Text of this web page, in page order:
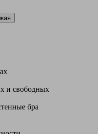
и свободных
бра